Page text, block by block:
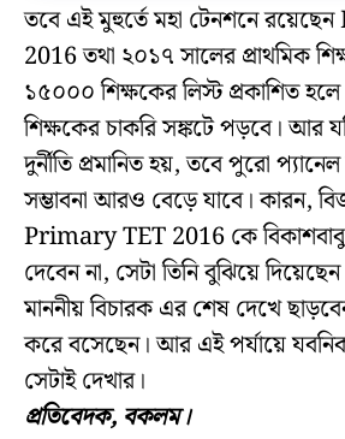
তবে এই মুহুর্তে মহা টেনশনে
2016 তথা ২০১৭ সালের প্রাথমিক
১৫০০০ শিক্ষকের লিস্ট প্রকাশিত হলে
শিক্ষকের চাকরি সঙ্কটে পড়বে। আর
দুর্নীতি প্রমানিত হয়, তবে পুরো
সম্ভাবনা আরও বেড়ে যাবে। কারন,
Primary TET 2016 কে
দেবেন না, সেটা তিনি বুঝিয়ে
মাননীয় বিচারক এর শেষ দেখে
করে বসেছেন। আর এই পর্যায়ে
সেটাই দেখার।
প্রতিবেদক, বকলম।